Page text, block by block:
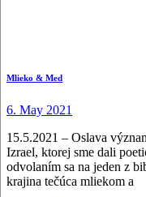
Mlieko & Med
6. May 2021
15.5.2021 – Oslava
Izrael, ktorej sme dali
odvolaním sa na jeden z
krajina tečúca mliekom a